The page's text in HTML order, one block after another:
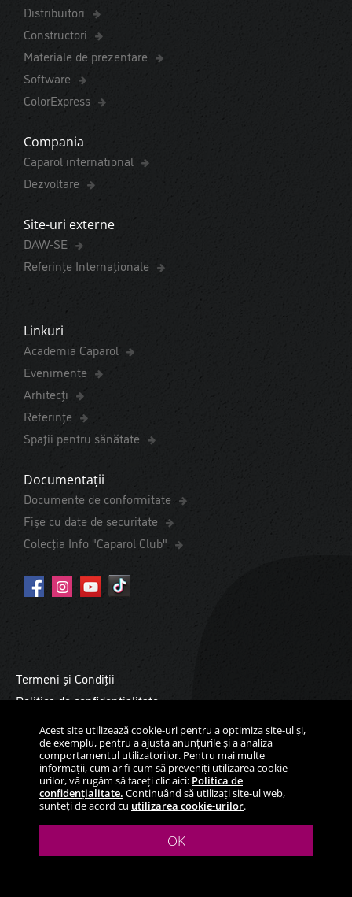
Distribuitori
Constructori
Materiale de prezentare
Software
ColorExpress
Compania
Caparol international
Dezvoltare
Site-uri externe
DAW-SE
Referințe Internaționale
Linkuri
Academia Caparol
Evenimente
Arhitecți
Referințe
Spaţii pentru sănătate
Documentații
Documente de conformitate
Fișe cu date de securitate
Colecția Info "Caparol Club"
Termeni și Condiții
Politica de confidențialitate
Copyright ©2026 Daw Benţa România. Toate drepturile
rezervate.
Acest site utilizează cookie-uri pentru a optimiza site-ul și,
de exemplu, pentru a ajusta anunțurile și a analiza
comportamentul utilizatorilor. Pentru mai multe
informații, cum ar fi cum să preveniți utilizarea cookie-
urilor, vă rugăm să faceți clic aici: Politica de
confidențialitate. Continuând să utilizați site-ul web,
sunteți de acord cu utilizarea cookie-urilor.
OK